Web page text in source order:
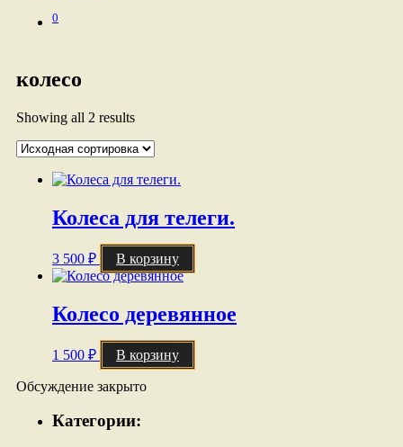
0
колесо
Showing all 2 results
Колеса для телеги.
3 500 ₽ В корзину
Колесо деревянное
1 500 ₽ В корзину
Обсуждение закрыто
Категории: